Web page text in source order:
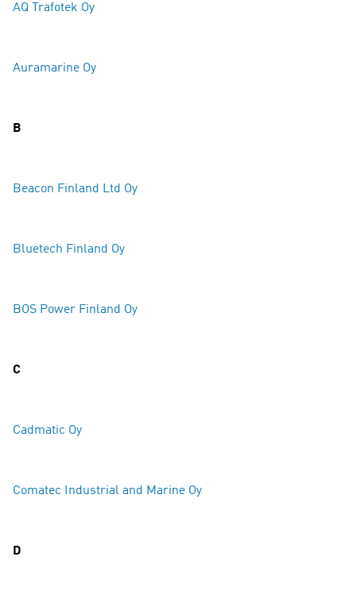
AQ Trafotek Oy
Auramarine Oy
B
Beacon Finland Ltd Oy
Bluetech Finland Oy
BOS Power Finland Oy
C
Cadmatic Oy
Comatec Industrial and Marine Oy
D